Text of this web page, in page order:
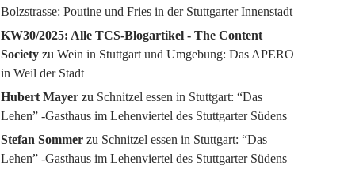
Bolzstrasse: Poutine und Fries in der Stuttgarter Innenstadt
KW30/2025: Alle TCS-Blogartikel - The Content
Societyzu Wein in Stuttgart und Umgebung: Das APERO
in Weil der Stadt
Hubert Mayerzu Schnitzel essen in Stuttgart: “Das
Lehen” -Gasthaus im Lehenviertel des Stuttgarter Südens
Stefan Sommerzu Schnitzel essen in Stuttgart: “Das
Lehen” -Gasthaus im Lehenviertel des Stuttgarter Südens